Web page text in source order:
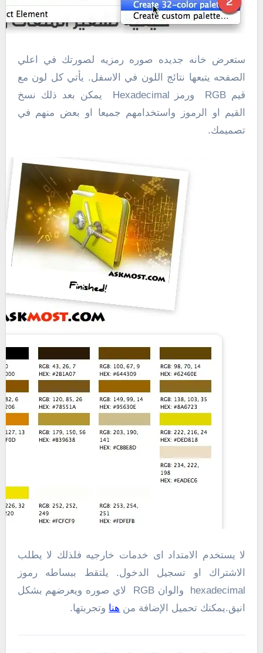
ستعرض خانه جديده صوره رمزيه لصورتك في اعلي
الصفحه يتبعها نتائج اللون في الاسفل. يأتي كل لون مع
قيم RGB ورمز Hexadecimal يمكن بعد ذلك نسخ
القيم او الرموز واستخدامهم جميعا او بعض منهم في
تصميمك.
لا يستخدم الامتداد اى خدمات خارجيه فلذلك لا يطلب
الاشتراك او تسجيل الدخول. يلتقط ببساطه رموز
hexadecimal والوان RGB لاي صوره ويعرضهم بشكل
انيق.يمكنك تحميل الإضافة من هنا وتجربتها.